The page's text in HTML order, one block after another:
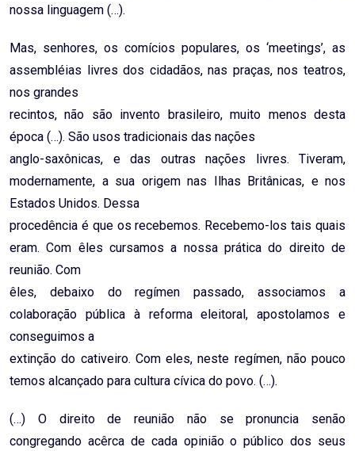
nossa linguagem (…).
Mas, senhores, os comícios populares, os ‘meetings’, as
assembléias livres dos cidadãos, nas praças, nos teatros,
nos grandes
recintos, não são invento brasileiro, muito menos desta
época (…). São usos tradicionais das nações
anglo-saxônicas, e das outras nações livres. Tiveram,
modernamente, a sua origem nas Ilhas Britânicas, e nos
Estados Unidos. Dessa
procedência é que os recebemos. Recebemo-los tais quais
eram. Com êles cursamos a nossa prática do direito de
reunião. Com
êles, debaixo do regímen passado, associamos a
colaboração pública à reforma eleitoral, apostolamos e
conseguimos a
extinção do cativeiro. Com eles, neste regímen, não pouco
temos alcançado para cultura cívica do povo. (…).
(…) O direito de reunião não se pronuncia senão
congregando acêrca de cada opinião o público dos seus